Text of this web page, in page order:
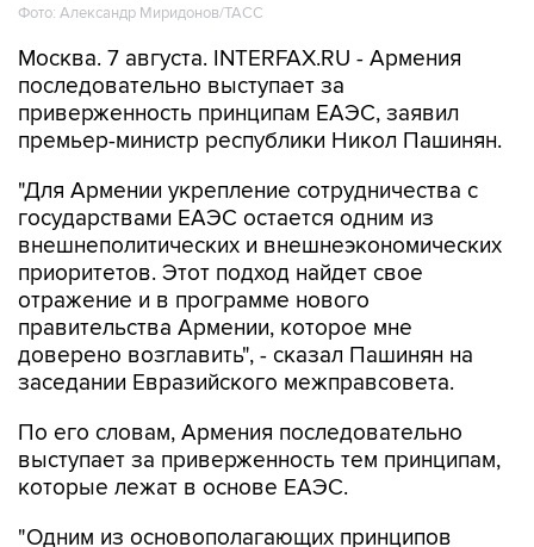
Фото: Александр Миридонов/ТАСС
Москва. 7 августа. INTERFAX.RU - Армения
последовательно выступает за
приверженность принципам ЕАЭС, заявил
премьер-министр республики Никол Пашинян.
"Для Армении укрепление сотрудничества с
государствами ЕАЭС остается одним из
внешнеполитических и внешнеэкономических
приоритетов. Этот подход найдет свое
отражение и в программе нового
правительства Армении, которое мне
доверено возглавить", - сказал Пашинян на
заседании Евразийского межправсовета.
По его словам, Армения последовательно
выступает за приверженность тем принципам,
которые лежат в основе ЕАЭС.
"Одним из основополагающих принципов